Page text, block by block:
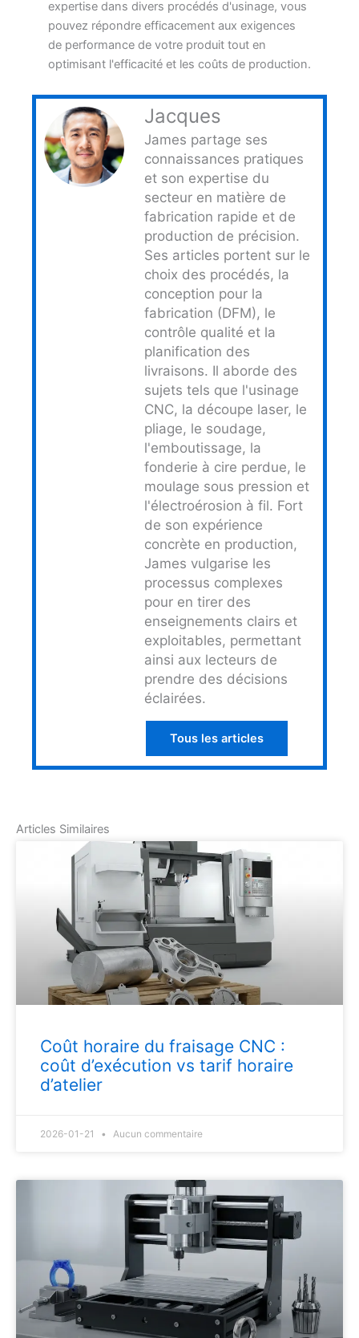
expertise dans divers procédés d'usinage, vous
pouvez répondre efficacement aux exigences
de performance de votre produit tout en
optimisant l'efficacité et les coûts de production.
Jacques
James partage ses
connaissances pratiques
et son expertise du
secteur en matière de
fabrication rapide et de
production de précision.
Ses articles portent sur le
choix des procédés, la
conception pour la
fabrication (DFM), le
contrôle qualité et la
planification des
livraisons. Il aborde des
sujets tels que l'usinage
CNC, la découpe laser, le
pliage, le soudage,
l'emboutissage, la
fonderie à cire perdue, le
moulage sous pression et
l'électroérosion à fil. Fort
de son expérience
concrète en production,
James vulgarise les
processus complexes
pour en tirer des
enseignements clairs et
exploitables, permettant
ainsi aux lecteurs de
prendre des décisions
éclairées.
Tous les articles
Articles Similaires
Coût horaire du fraisage CNC :
coût d’exécution vs tarif horaire
d’atelier
2026-01-21 Aucun commentaire